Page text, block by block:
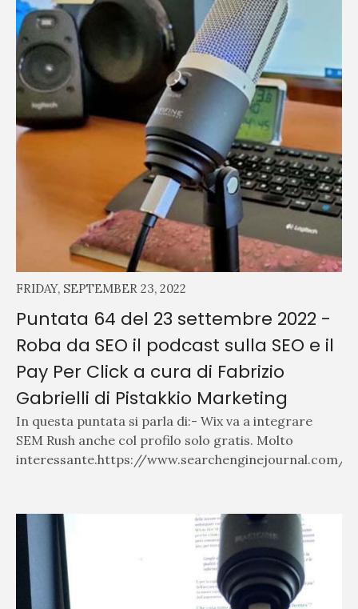
FRIDAY, SEPTEMBER 23, 2022
Puntata 64 del 23 settembre 2022 -
Roba da SEO il podcast sulla SEO e il
Pay Per Click a cura di Fabrizio
Gabrielli di Pistakkio Marketing
In questa puntata si parla di:- Wix va a integrare
SEM Rush anche col profilo solo gratis. Molto
interessante.https://www.searchenginejournal.com/